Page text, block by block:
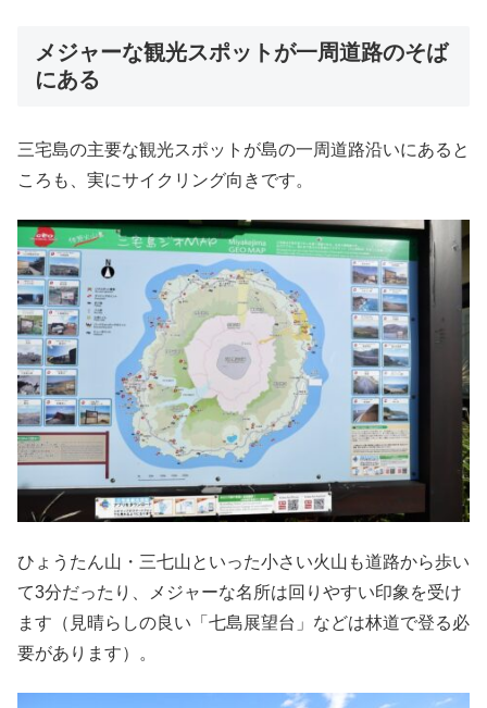
メジャーな観光スポットが一周道路のそば
にある
三宅島の主要な観光スポットが島の一周道路沿いにあると
ころも、実にサイクリング向きです。
ひょうたん山・三七山といった小さい火山も道路から歩い
て3分だったり、メジャーな名所は回りやすい印象を受け
ます（見晴らしの良い「七島展望台」などは林道で登る必
要があります）。